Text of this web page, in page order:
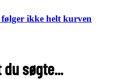
ikke helt kurven
søgte...